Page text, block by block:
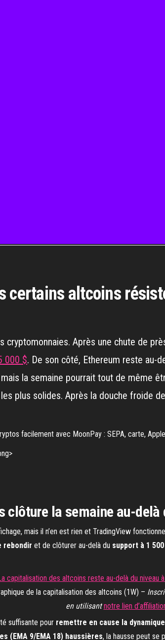
certains altcoins
Après une chute de
000 $. De son côté, Ethereum reste au-
la semaine pourrait tout de même
plus solides. Après la douche froide
facilement avec MoonPay : SEPA, carte,
la semaine au-
mais il n’en est rien et TradingView
rebondir et de clôturer au-delà du support à 1
de la capitalisation des altcoins (1W) –
en utilisantnotre lien
suffisante pour remettre en cause la dynamique
(EMA 9/EMA 18) haussières, la hausse peut se